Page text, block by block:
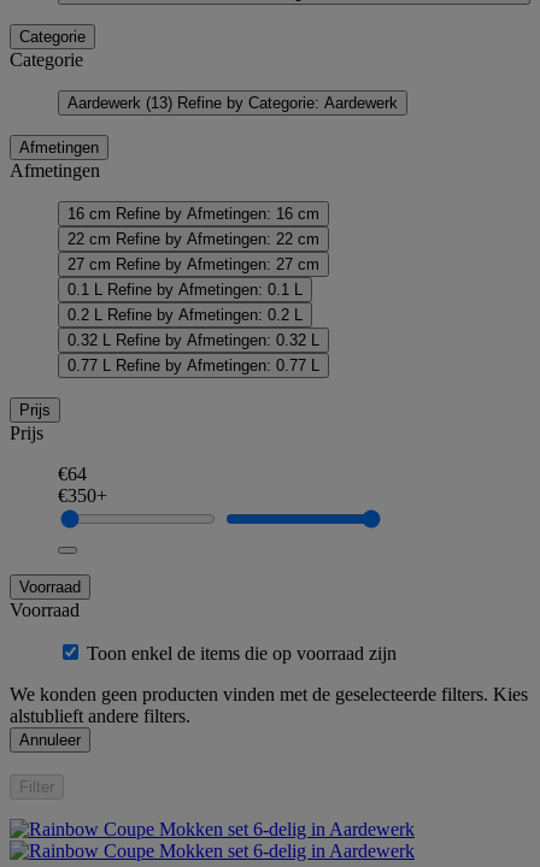
Categorie
Categorie
Aardewerk (13) Refine by Categorie: Aardewerk
Afmetingen
Afmetingen
16 cm Refine by Afmetingen: 16 cm
22 cm Refine by Afmetingen: 22 cm
27 cm Refine by Afmetingen: 27 cm
0.1 L
Refine by Afmetingen: 0.1 L
0.2 L
Refine by Afmetingen: 0.2 L
0.32 L
Refine by Afmetingen: 0.32 L
0.77 L
Refine by Afmetingen: 0.77 L
Prijs
Prijs
€64
€350+
Voorraad
Voorraad
Toon enkel de items die op voorraad zijn
We konden geen producten vinden met de geselecteerde filters. Kies
alstublieft andere filters.
Annuleer
Filter